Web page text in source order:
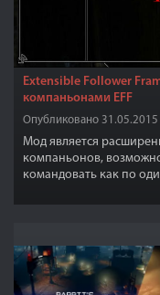
Extensible Follower
компаньонами EFF
Опубликовано 31.05.2015
Мод является
компаньонов,
командовать как по